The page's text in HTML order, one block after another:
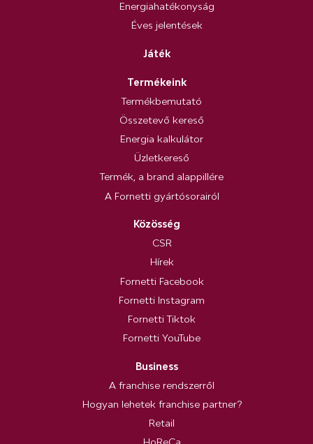
Energiahatékonyság
Éves jelentések
Játék
Termékeink
Termékbemutató
Összetevő kereső
Energia kalkulátor
Üzletkereső
Termék, a brand alappillére
A Fornetti gyártósorairól
Közösség
CSR
Hírek
Fornetti Facebook
Fornetti Instagram
Fornetti Tiktok
Fornetti YouTube
Business
A franchise rendszerről
Hogyan lehetek franchise partner?
Retail